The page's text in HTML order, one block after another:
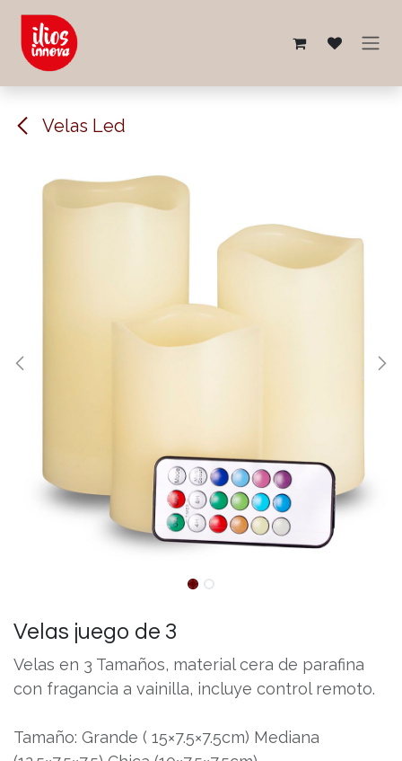
Ir al contenido
Velas Led
Velas juego de 3
Velas en 3 Tamaños, material cera de parafina
con fragancia a vainilla, incluye control remoto.
Tamaño: Grande ( 15×7.5×7.5cm) Mediana